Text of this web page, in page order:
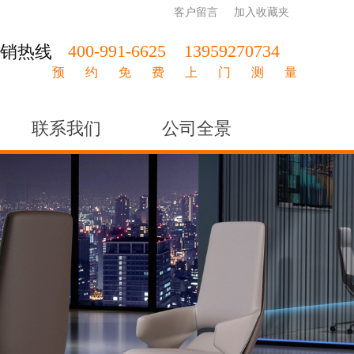
客户留言 加入收藏夹
热线 400-991-6625 13959270734
预约免费上门测量
联系我们 公司全景